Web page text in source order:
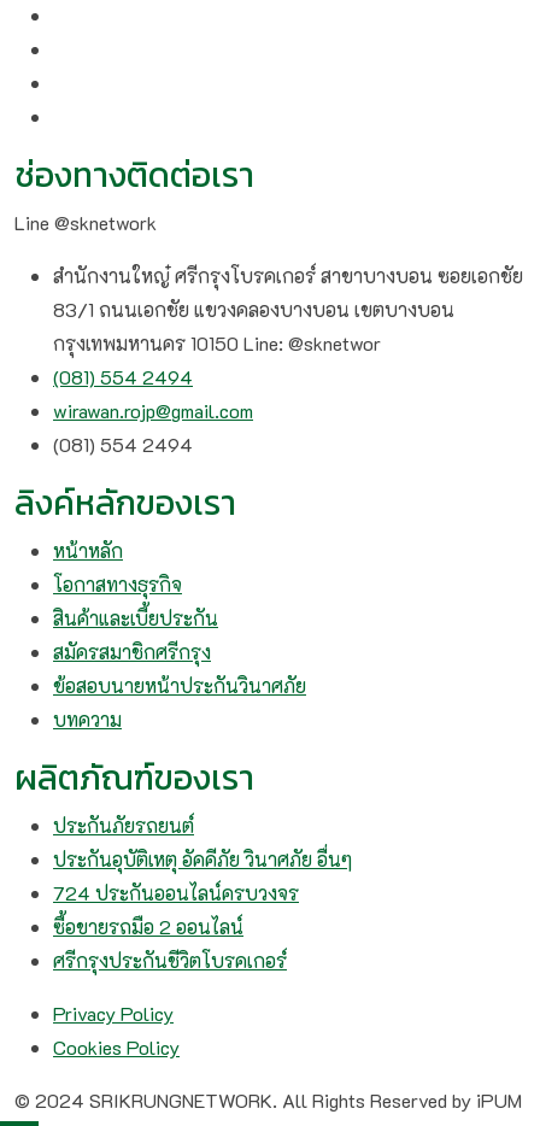
ช่องทางติดต่อเรา
Line @sknetwork
สำนักงานใหญ๋ ศรีกรุงโบรคเกอร์ สาขาบางบอน ซอยเอกชัย
83/1 ถนนเอกชัย แขวงคลองบางบอน เขตบางบอน
กรุงเทพมหานคร 10150 Line: @sknetwor
(081) 554 2494​
wirawan.rojp@gmail.com
(081) 554 2494​
ลิงค์หลักของเรา
หน้าหลัก
โอกาสทางธุรกิจ
สินค้าและเบี้ยประกัน
สมัครสมาชิกศรีกรุง
ข้อสอบนายหน้าประกันวินาศภัย
บทความ
ผลิตภัณฑ์ของเรา
ประกันภัยรถยนต์
ประกันอุบัติเหตุ อัคคีภัย วินาศภัย อื่นๆ
724 ประกันออนไลน์ครบวงจร
ซื้อขายรถมือ 2 ออนไลน์
ศรีกรุงประกันชีวิตโบรคเกอร์
Privacy Policy
Cookies Policy
© 2024 SRIKRUNGNETWORK. All Rights Reserved by iPUM